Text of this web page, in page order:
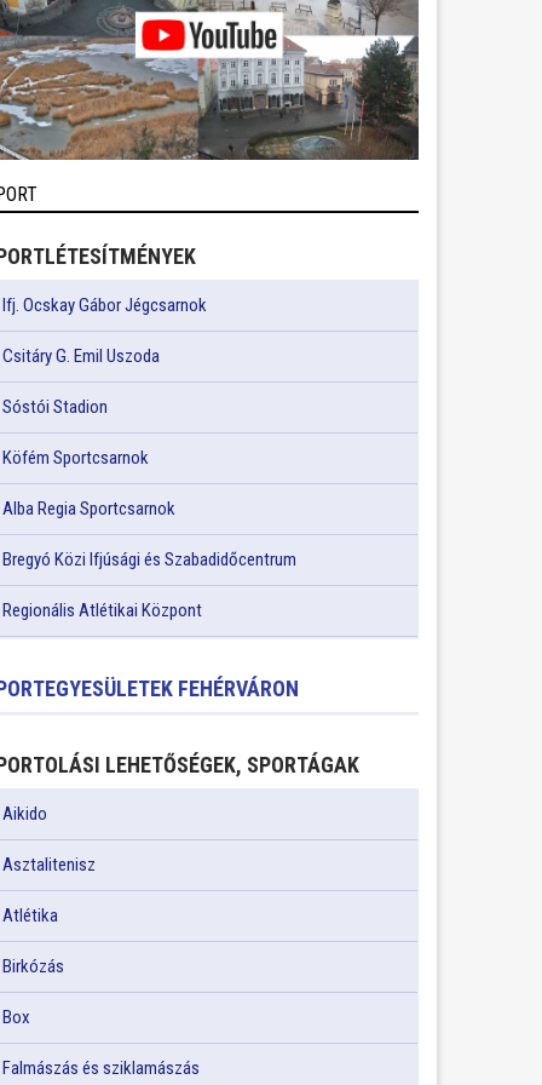
Ifj. Ocskay Gábor Jégcsarnok
Csitáry G. Emil Uszoda
Sóstói Stadion
Köfém Sportcsarnok
Alba Regia Sportcsarnok
Bregyó Közi Ifjúsági és Szabadidőcentrum
Regionális Atlétikai Központ
FEHÉRVÁRON
LEHETŐSÉGEK, SPORTÁGAK
Aikido
Asztalitenisz
Atlétika
Birkózás
Box
Falmászás és sziklamászás